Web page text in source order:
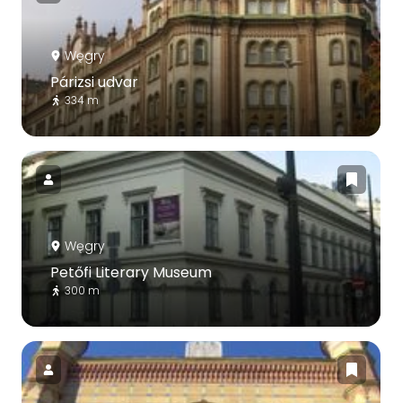
Węgry
Párizsi udvar
334 m
Węgry
Petőfi Literary Museum
300 m